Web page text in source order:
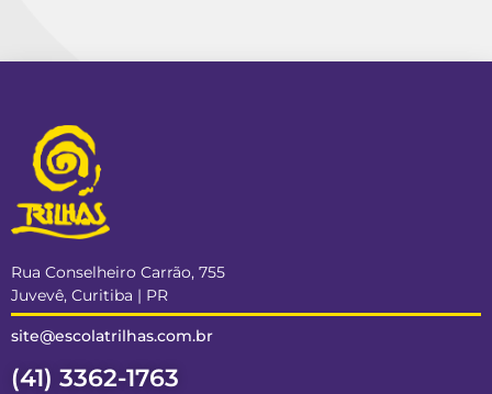
Rua Conselheiro Carrão, 755
Juvevê, Curitiba | PR
site@escolatrilhas.com.br
(41) 3362-1763